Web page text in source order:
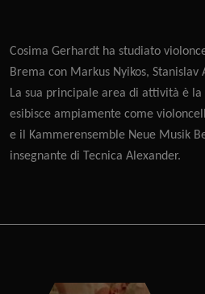
Cosima Gerhardt ha studiato
Brema con Markus Nyikos,
La sua principale area di attività è
esibisce ampiamente come
e il Kammerensemble Neue Musik
insegnante di Tecnica Alexander.